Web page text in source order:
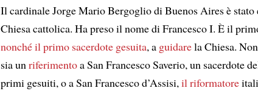
Il cardinale Jorge Mario Bergoglio di Buenos Aires è stato
Chiesa cattolica. Ha preso il nome di Francesco I. È il
nonché il primo sacerdote gesuita, a guidarela Chiesa.
sia unriferimentoa San Francesco Saverio, un sacerdote
primi gesuiti, o a San Francesco d’Assisi,il riformatore